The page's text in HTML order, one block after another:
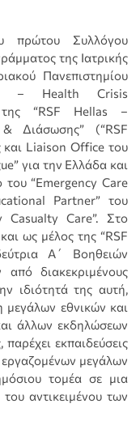
πρώτου Συλλόγου
της Ιατρικής
Πανεπιστημίου
– Health Crisis
της “RSF Hellas –
Διάσωσης” (“RSF
και Liaison Office του
για την Ελλάδα και
του “Emergency Care
Partner” του
Casualty Care”. Στο
ως μέλος της “RSF
Α΄ Βοηθειών
από διακεκριμένους
ιδιότητά της αυτή,
μεγάλων εθνικών και
άλλων εκδηλώσεων
εκπαιδεύσεις
μεγάλων
τομέα σε μια
αντικειμένου των